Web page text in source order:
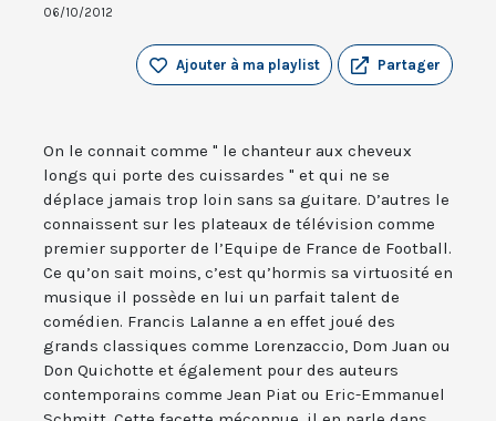
06/10/2012
Partager
Ajouter à ma playlist
On le connait comme " le chanteur aux cheveux
longs qui porte des cuissardes " et qui ne se
déplace jamais trop loin sans sa guitare. D’autres le
connaissent sur les plateaux de télévision comme
premier supporter de l’Equipe de France de Football.
Ce qu’on sait moins, c’est qu’hormis sa virtuosité en
musique il possède en lui un parfait talent de
comédien. Francis Lalanne a en effet joué des
grands classiques comme Lorenzaccio, Dom Juan ou
Don Quichotte et également pour des auteurs
contemporains comme Jean Piat ou Eric-Emmanuel